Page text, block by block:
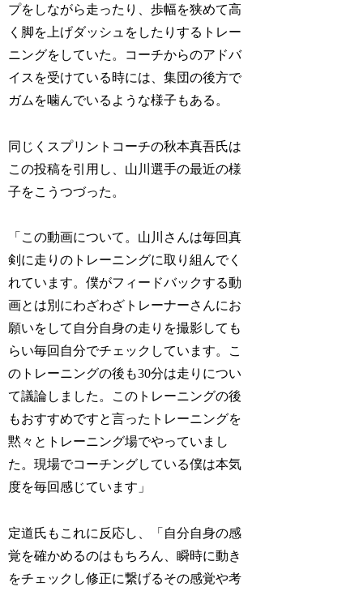
プをしながら走ったり、歩幅を狭めて高
く脚を上げダッシュをしたりするトレー
ニングをしていた。コーチからのアドバ
イスを受けている時には、集団の後方で
ガムを噛んでいるような様子もある。
同じくスプリントコーチの秋本真吾氏は
この投稿を引用し、山川選手の最近の様
子をこうつづった。
「この動画について。山川さんは毎回真
剣に走りのトレーニングに取り組んでく
れています。僕がフィードバックする動
画とは別にわざわざトレーナーさんにお
願いをして自分自身の走りを撮影しても
らい毎回自分でチェックしています。こ
のトレーニングの後も30分は走りについ
て議論しました。このトレーニングの後
もおすすめですと言ったトレーニングを
黙々とトレーニング場でやっていまし
た。現場でコーチングしている僕は本気
度を毎回感じています」
定道氏もこれに反応し、「自分自身の感
覚を確かめるのはもちろん、瞬時に動き
をチェックし修正に繋げるその感覚や考